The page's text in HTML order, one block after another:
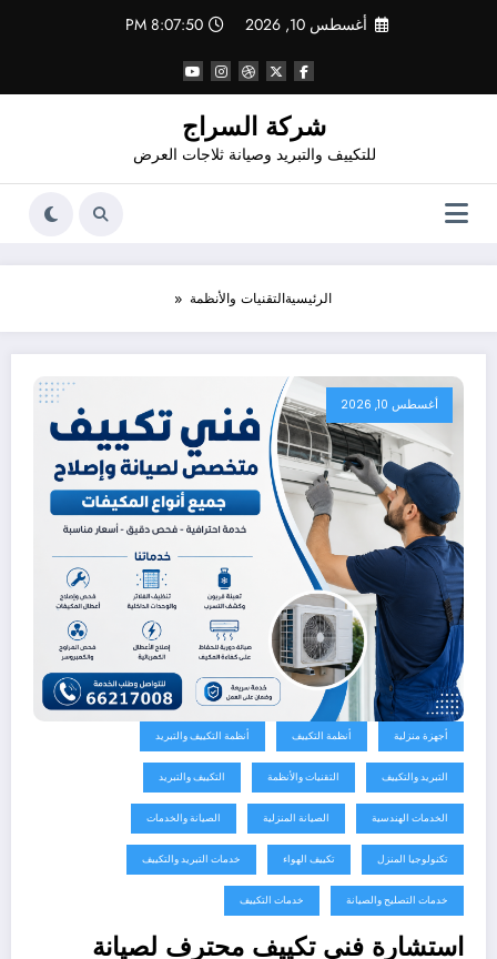
أغسطس 10, 2026 8:07:52 PM
شركة السراج
للتكييف والتبريد وصيانة ثلاجات العرض
الرئيسيةالتقنيات والأنظمة
أغسطس 10, 2026
أجهزة منزلية أنظمة التكييف أنظمة التكييف والتبريد
التبريد والتكييف التقنيات والأنظمة التكييف والتبريد
الخدمات الهندسية الصيانة المنزلية الصيانة والخدمات
تكنولوجيا المنزل تكييف الهواء خدمات التبريد والتكييف
خدمات التصليح والصيانة خدمات التكييف
استشارة فني تكييف محترف لصيانة